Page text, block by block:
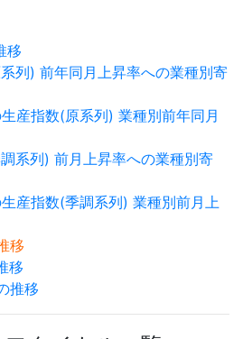
移
列) 前年同月上昇率への業種別寄
産指数(原系列) 業種別前年同月
系列) 前月上昇率への業種別寄
産指数(季調系列) 業種別前月上
移
移
推移